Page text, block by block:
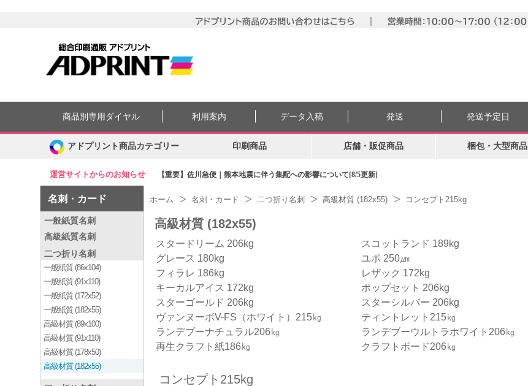
運営サイトからのお知らせ 【重要】佐川急便｜熊本地震に伴う集配への影響について[8/5更新]
商品別専用ダイヤル 利用案内 データ入稿 発送 発送予定日
アドプリント商品カテゴリー 印刷商品 店舗・販促商品 梱包・大型商品
名刺・カード
一般紙質名刺
高級紙質名刺
二つ折り名刺
一般紙質 (86x104)
一般紙質 (91x110)
一般紙質 (172x52)
一般紙質 (182x55)
高級材質 (89x100)
高級材質 (91x110)
高級材質 (178x50)
高級材質 (182x55)
ホーム 名刺・カード 二つ折り名刺 高級材質 (182x55) コンセプト215kg
高級材質 (182x55)
スタードリーム 206kg スコットランド 189kg
グレース 180kg
ユポ 250㎛
フィラレ 186kg
レザック 172kg
キーカルアイス 172kg
ポップセット 206kg
スターゴールド 206kg
スターシルバー 206kg
ヴァンヌーボV-FS（ホワイト）215㎏
ティントレット215㎏
ランデブーナチュラル206㎏
ランデブーウルトラホワイト206㎏
再生クラフト紙186㎏
クラフトボード206㎏
コンセプト215kg